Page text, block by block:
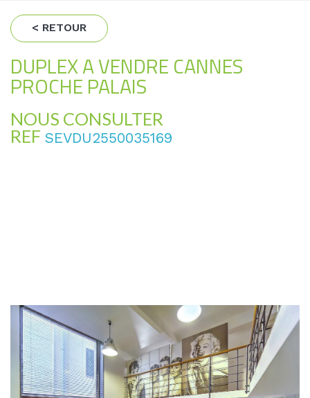
< RETOUR
DUPLEX A VENDRE CANNES
PROCHE PALAIS
NOUS CONSULTER
REF SEVDU2550035169